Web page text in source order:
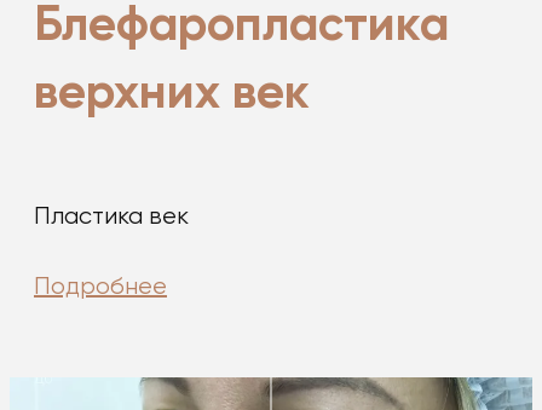
Блефаропластика
верхних век
Пластика век
Подробнее